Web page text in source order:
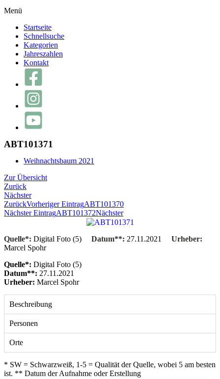
Menü
Startseite
Schnellsuche
Kategorien
Jahreszahlen
Kontakt
ABT101371
Weihnachtsbaum 2021
Zur Übersicht
Zurück
Nächster
ZurückVorheriger EintragABT101370
Nächster EintragABT101372Nächster
Quelle*: Digital Foto (5) Datum**: 27.11.2021 Urheber:
Marcel Spohr
Quelle*: Digital Foto (5)
Datum**: 27.11.2021
Urheber: Marcel Spohr
Beschreibung
Personen
Orte
* SW = Schwarzweiß, 1-5 = Qualität der Quelle, wobei 5 am besten
ist. ** Datum der Aufnahme oder Erstellung